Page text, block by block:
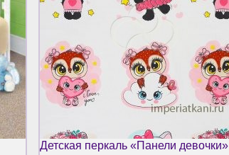
Детская перкаль «Панели девочки»